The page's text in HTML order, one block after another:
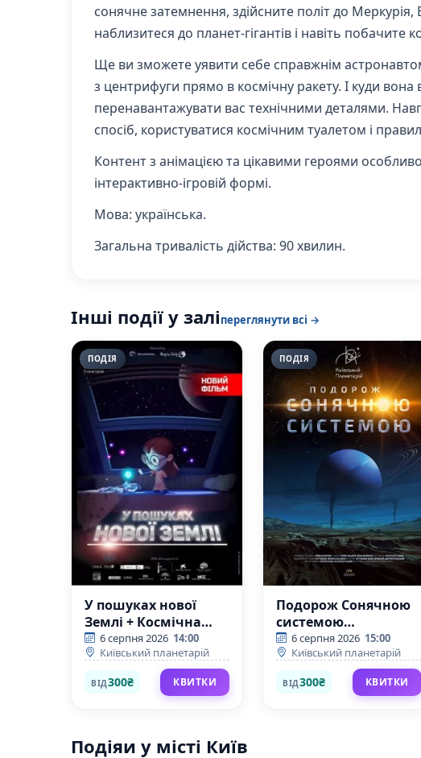
сонячне затемнення, здійсните політ до Меркурія,
наблизитеся до планет-гігантів і навіть
Ще ви зможете уявити себе справжнім
з центрифуги прямо в космічну ракету. І куди
перенавантажувати вас технічними деталями.
спосіб, користуватися космічним туалетом і
Контент з анімацією та цікавими героями
інтерактивно-ігровій формі.
Мова: українська.
Загальна тривалість дійства: 90 хвилин.
Інші події у заліпереглянути всі →
ПОДІЯ
У пошуках нової
Землі + Космічна
вікторина
(Київський
планетарій)
6 серпня 2026 14:00
Київський планетарій
ВІД300₴ КВИТКИ
ПОДІЯ
Подорож Сонячною
системою
(Київський
планетарій)
6 серпня 2026 15:00
Київський планетарій
ВІД300₴ КВИТКИ
Подіяи у місті Київ